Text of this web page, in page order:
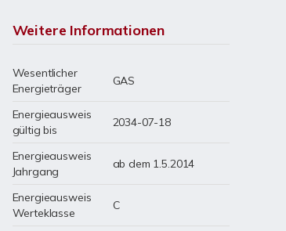
Weitere Informationen
Wesentlicher
Energieträger
GAS
Energieausweis
gültig bis
2034-07-18
Energieausweis
Jahrgang
ab dem 1.5.2014
Energieausweis
Werteklasse
C